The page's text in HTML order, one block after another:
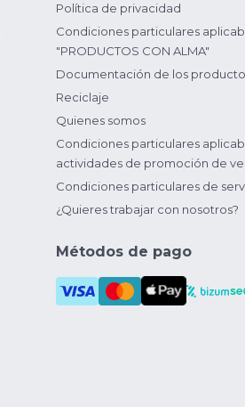
Política de privacidad
Condiciones particulares
"PRODUCTOS CON ALMA"
Documentación de los
Reciclaje
Quienes somos
Condiciones particulares
actividades de promoción de
Condiciones particulares de
¿Quieres trabajar con nosotros?
Métodos de pago